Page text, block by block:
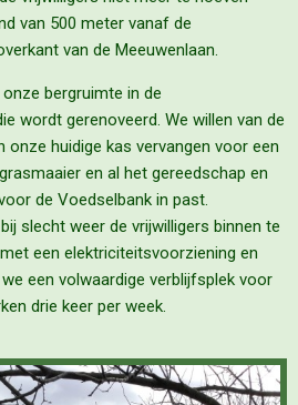
van 500 meter vanaf de
van de Meeuwenlaan.
bergruimte in de
wordt gerenoveerd. We willen van de
onze huidige kas vervangen voor een
en al het gereedschap en
de Voedselbank in past.
slecht weer de vrijwilligers binnen te
een elektriciteitsvoorziening en
een volwaardige verblijfsplek voor
drie keer per week.